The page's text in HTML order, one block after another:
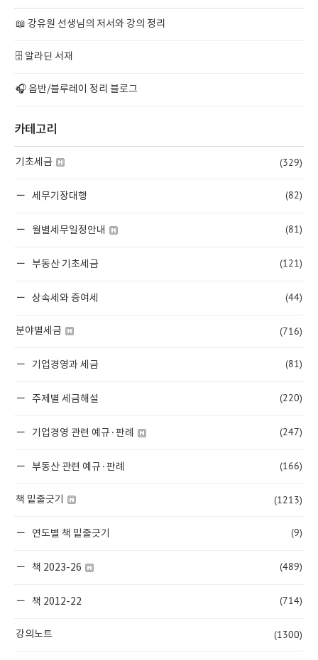
📖 강유원 선생님의 저서와 강의 정리
🗄️ 알라딘 서재
🎧 음반/블루레이 정리 블로그
카테고리
기초세금 (329)
세무기장대행 (82)
월별세무일정안내 (81)
부동산 기초세금 (121)
상속세와 증여세 (44)
분야별세금 (716)
기업경영과 세금 (81)
주제별 세금해설 (220)
기업경영 관련 예규·판례 (247)
부동산 관련 예규·판례 (166)
책 밑줄긋기 (1213)
연도별 책 밑줄긋기 (9)
책 2023-26 (489)
책 2012-22 (714)
강의노트 (1300)